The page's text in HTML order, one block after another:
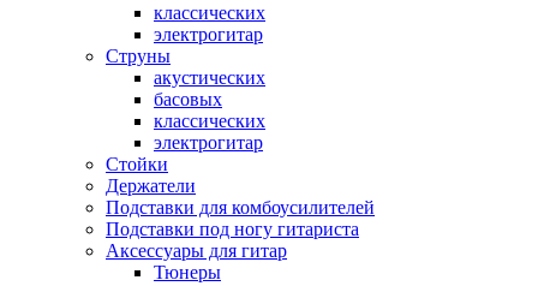
классических
электрогитар
Струны
акустических
басовых
классических
электрогитар
Стойки
Держатели
Подставки для комбоусилителей
Подставки под ногу гитариста
Аксессуары для гитар
Тюнеры